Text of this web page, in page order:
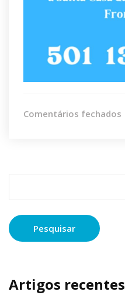
Comentários fechados
Artigos recentes